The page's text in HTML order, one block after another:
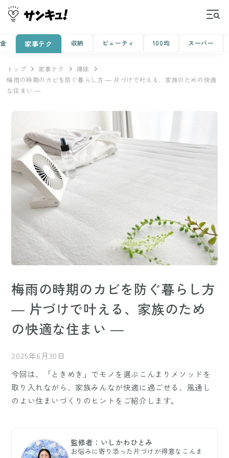
家事テク 収納 ビューティ 100均 スーパー
トップ 家事テク
掃除
梅雨の時期のカビを防ぐ暮らし方 ― 片づけで叶える、家族のための快適
な住まい ―
梅雨の時期のカビを防ぐ暮らし方
― 片づけで叶える、家族のため
の快適な住まい ―
2025年6月30日
今回は、「ときめき」でモノを選ぶこんまりメソッドを
取り入れながら、家族みんなが快適に過ごせる、風通し
のよい住まいづくりのヒントをご紹介します。
監修者：いしかわひとみ
お悩みに寄り添った片づけが得意なこんま